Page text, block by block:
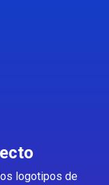
logotipos de